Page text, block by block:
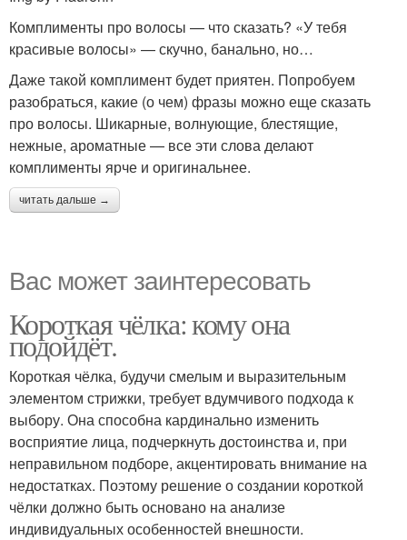
Комплименты про волосы — что сказать? «У тебя
красивые волосы» — скучно, банально, но…
Даже такой комплимент будет приятен. Попробуем
разобраться, какие (о чем) фразы можно еще сказать
про волосы. Шикарные, волнующие, блестящие,
нежные, ароматные — все эти слова делают
комплименты ярче и оригинальнее.
читать дальше →
Вас может заинтересовать
Короткая чёлка: кому она
подойдёт.
Короткая чёлка, будучи смелым и выразительным
элементом стрижки, требует вдумчивого подхода к
выбору. Она способна кардинально изменить
восприятие лица, подчеркнуть достоинства и, при
неправильном подборе, акцентировать внимание на
недостатках. Поэтому решение о создании короткой
чёлки должно быть основано на анализе
индивидуальных особенностей внешности.